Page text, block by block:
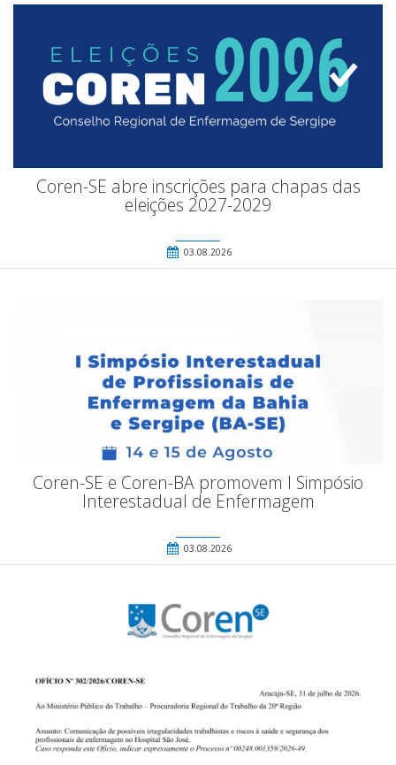
Coren-SE abre inscrições para chapas das
eleições 2027-2029
03.08.2026
Coren-SE e Coren-BA promovem I Simpósio
Interestadual de Enfermagem
03.08.2026